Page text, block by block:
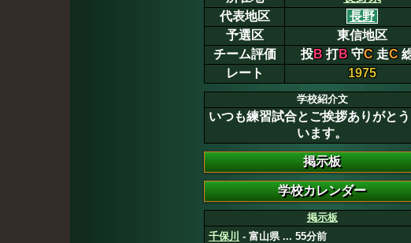
代表地区
長野
予選区
東信地区
チーム評価
投B打B 守C 走C
レート
1975
学校紹介文
いつも練習試合とご挨拶ありがと
います。
掲示板
千保川 - 富山県 ... 55分前